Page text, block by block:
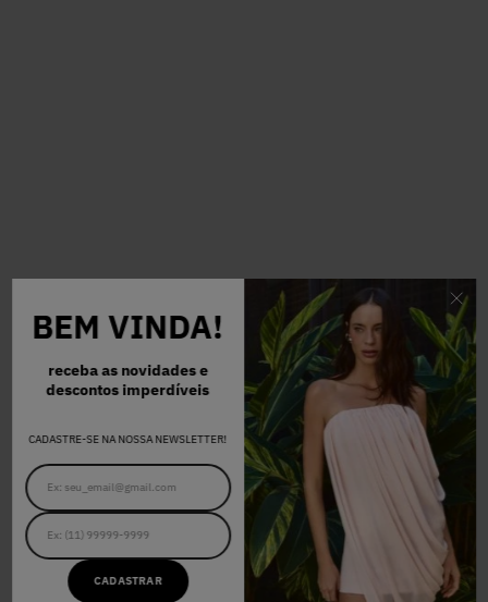
BEM VINDA!
receba as novidades e
descontos imperdíveis
CADASTRE-SE NA NOSSA NEWSLETTER!
CADASTRAR